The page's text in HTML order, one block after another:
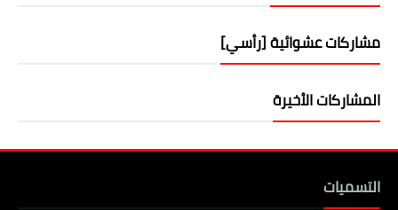
مشاركات عشوائية [رأسي]
المشاركات الأخيرة
التسميات